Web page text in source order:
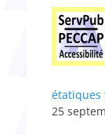
étatiques
25